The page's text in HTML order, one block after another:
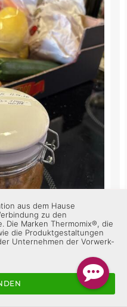
Antworten
aus dem Hause
zu den
Die Marken Thermomix®, die
die Produktgestaltungen
Unternehmen der Vorwerk-